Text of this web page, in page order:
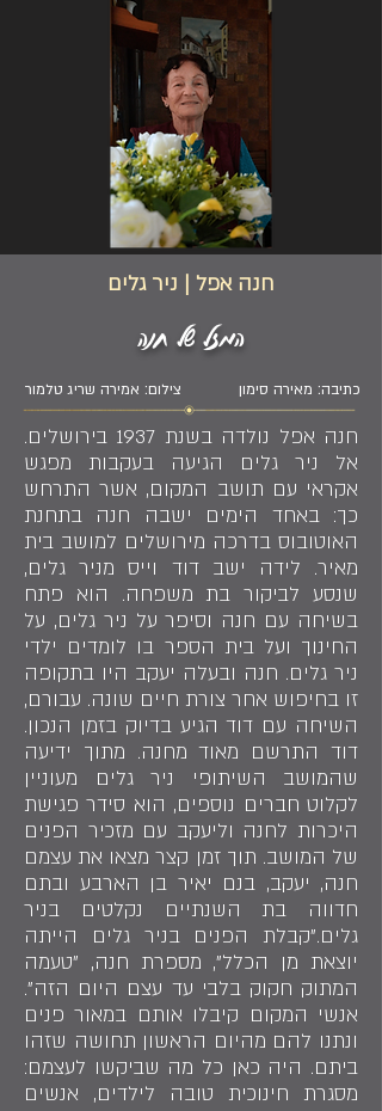
חנה אפל | ניר גלים
המזל של חנה
צילום: אמירה שריג טלמור כתיבה: מאירה סימון
חנה אפל נולדה בשנת 1937 בירושלים.
אל ניר גלים הגיעה בעקבות מפגש
אקראי עם תושב המקום, אשר התרחש
כך: באחד הימים ישבה חנה בתחנת
האוטובוס בדרכה מירושלים למושב בית
מאיר. לידה ישב דוד וייס מניר גלים,
שנסע לביקור בת משפחה. הוא פתח
בשיחה עם חנה וסיפר על ניר גלים, על
החינוך ועל בית הספר בו לומדים ילדי
ניר גלים. חנה ובעלה יעקב היו בתקופה
זו בחיפוש אחר צורת חיים שונה. עבורם,
השיחה עם דוד הגיע בדיוק בזמן הנכון.
דוד התרשם מאוד מחנה. מתוך ידיעה
שהמושב השיתופי ניר גלים מעוניין
לקלוט חברים נוספים, הוא סידר פגישת
היכרות לחנה וליעקב עם מזכיר הפנים
של המושב. תוך זמן קצר מצאו את עצמם
חנה, יעקב, בנם יאיר בן הארבע ובתם
חדווה בת השנתיים נקלטים בניר
גלים."קבלת הפנים בניר גלים הייתה
יוצאת מן הכלל", מספרת חנה, "טעמה
המתוק חקוק בלבי עד עצם היום הזה".
אנשי המקום קיבלו אותם במאור פנים
ונתנו להם מהיום הראשון תחושה שזהו
ביתם. היה כאן כל מה שביקשו לעצמם:
מסגרת חינוכית טובה לילדים, אנשים